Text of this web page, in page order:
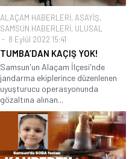
ALAÇAM HABERLERİ, ASAYİŞ,
SAMSUN HABERLERİ, ULUSAL
8 Eylül 2022 15:41
TUMBA’DAN KAÇIŞ YOK!
Samsun'un Alaçam İlçesi'nde
jandarma ekiplerince düzenlenen
uyuşturucu operasyonunda
gözaltına alınan...